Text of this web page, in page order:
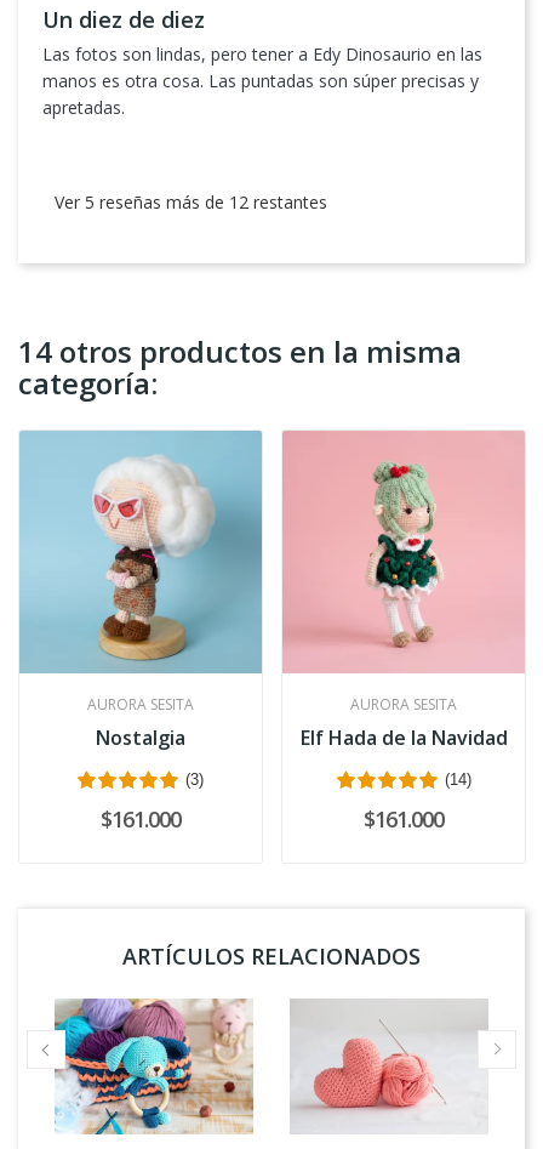
Un diez de diez
Las fotos son lindas, pero tener a Edy Dinosaurio en las
manos es otra cosa. Las puntadas son súper precisas y
apretadas.
Ver 5 reseñas más de 12 restantes
14 otros productos en la misma
categoría:
AURORA SESITA
Nostalgia
(3)
$161.000
AURORA SESITA
Elf Hada de la Navidad
(14)
$161.000
ARTÍCULOS RELACIONADOS